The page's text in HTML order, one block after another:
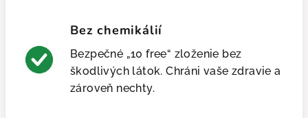
Bez chemikálií
Bezpečné „10 free“ zloženie bez
škodlivých látok. Chráni vaše zdravie a
zároveň nechty.